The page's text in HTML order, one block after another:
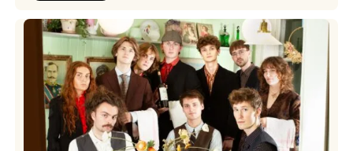
Olaug
Nilssen